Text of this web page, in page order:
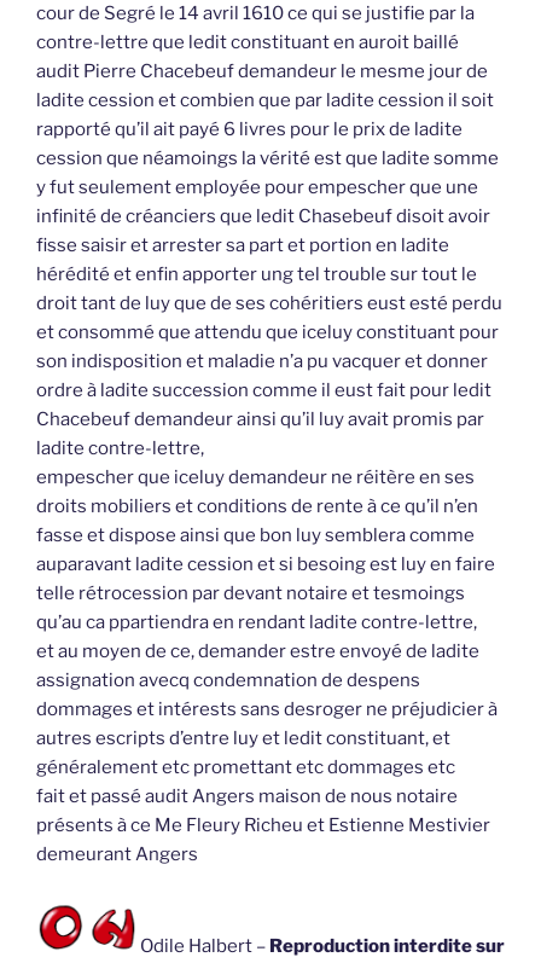
cour de Segré le 14 avril 1610 ce qui se justifie par la
contre-lettre que ledit constituant en auroit baillé
audit Pierre Chacebeuf demandeur le mesme jour de
ladite cession et combien que par ladite cession il soit
rapporté qu’il ait payé 6 livres pour le prix de ladite
cession que néamoings la vérité est que ladite somme
y fut seulement employée pour empescher que une
infinité de créanciers que ledit Chasebeuf disoit avoir
fisse saisir et arrester sa part et portion en ladite
hérédité et enfin apporter ung tel trouble sur tout le
droit tant de luy que de ses cohéritiers eust esté perdu
et consommé que attendu que iceluy constituant pour
son indisposition et maladie n’a pu vacquer et donner
ordre à ladite succession comme il eust fait pour ledit
Chacebeuf demandeur ainsi qu’il luy avait promis par
ladite contre-lettre,
empescher que iceluy demandeur ne réitère en ses
droits mobiliers et conditions de rente à ce qu’il n’en
fasse et dispose ainsi que bon luy semblera comme
auparavant ladite cession et si besoing est luy en faire
telle rétrocession par devant notaire et tesmoings
qu’au ca ppartiendra en rendant ladite contre-lettre,
et au moyen de ce, demander estre envoyé de ladite
assignation avecq condemnation de despens
dommages et intérests sans desroger ne préjudicier à
autres escripts d’entre luy et ledit constituant, et
généralement etc promettant etc dommages etc
fait et passé audit Angers maison de nous notaire
présents à ce Me Fleury Richeu et Estienne Mestivier
demeurant Angers
Odile Halbert – Reproduction interdite sur